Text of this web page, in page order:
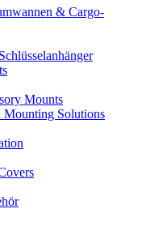
& Cargo-
Mounts
Solutions